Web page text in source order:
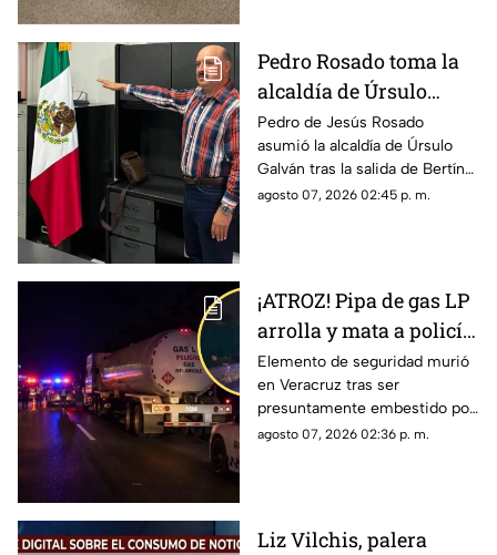
Pedro Rosado toma la
alcaldía de Úrsulo
Galván tras
DESAFUERO de Bertín
Bravo; esto se sabe
Pedro de Jesús Rosado
asumió la alcaldía de Úrsulo
Galván tras la salida de Bertín
Bravo, quien fue desaforado
agosto 07, 2026 02:45 p. m.
¡ATROZ! Pipa de gas LP
arrolla y mata a policía
durante operativo en
autopista de Veracruz;
esto se sabe
Elemento de seguridad murió
en Veracruz tras ser
presuntamente embestido por
una pipa que intentó evadir
agosto 07, 2026 02:36 p. m.
Liz Vilchis, palera